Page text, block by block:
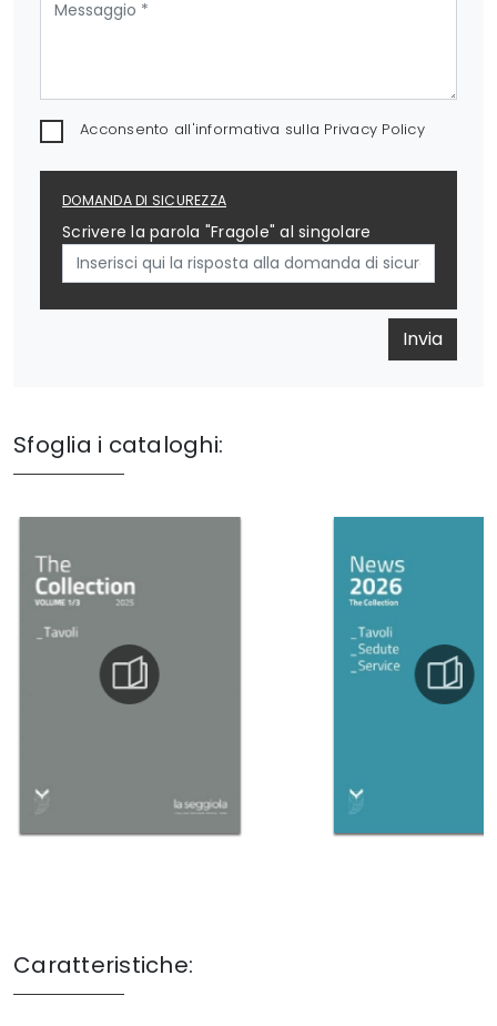
Acconsento all'informativa sulla Privacy Policy
DOMANDA DI SICUREZZA
Scrivere la parola "Fragole" al singolare
Invia
Sfoglia i cataloghi:
Caratteristiche: